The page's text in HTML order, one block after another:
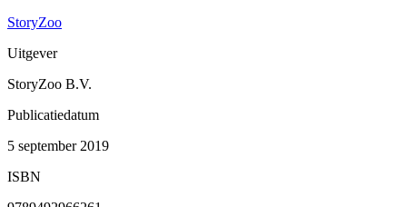
StoryZoo
Uitgever
StoryZoo B.V.
Publicatiedatum
5 september 2019
ISBN